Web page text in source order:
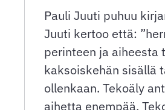
Pauli Juuti puhuu
Juuti kertoo että:
perinteen ja aiheesta
kaksoiskehän sisällä
ollenkaan. Tekoäly
aihetta enempää.